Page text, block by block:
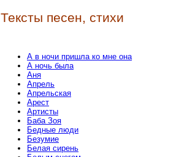
Тексты песен, стихи
А в ночи пришла ко мне она
А ночь была
Аня
Апрель
Апрельская
Арест
Артисты
Баба Зоя
Бедные люди
Безумие
Белая сирень